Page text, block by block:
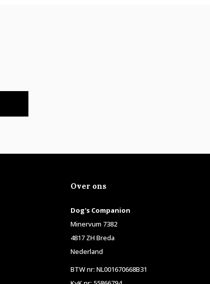
Over ons
Dog's Companion
Minervum 7382
4817 ZH Breda
Nederland
BTW nr: NL001670668B31